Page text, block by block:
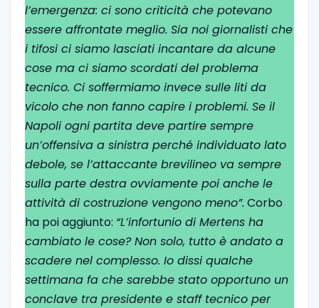
l’emergenza: ci sono criticità che potevano
essere affrontate meglio. Sia noi giornalisti che
i tifosi ci siamo lasciati incantare da alcune
cose ma ci siamo scordati del problema
tecnico. Ci soffermiamo invece sulle liti da
vicolo che non fanno capire i problemi. Se il
Napoli ogni partita deve partire sempre
un’offensiva a sinistra perché individuato lato
debole, se l’attaccante brevilineo va sempre
sulla parte destra ovviamente poi anche le
attività di costruzione vengono meno”. Corbo
ha poi aggiunto: “L’infortunio di Mertens ha
cambiato le cose? Non solo, tutto è andato a
scadere nel complesso. Io dissi qualche
settimana fa che sarebbe stato opportuno un
conclave tra presidente e staff tecnico per